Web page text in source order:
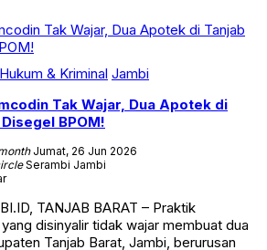
Hukum & Kriminal Jambi
Tak Wajar, Dua Apotek di
BPOM!
Jumat, 26 Jun 2026
Serambi Jambi
TANJAB BARAT – Praktik
disinyalir tidak wajar membuat dua
Tanjab Barat, Jambi, berurusan